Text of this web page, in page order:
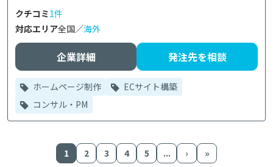
クチコミ1件
対応エリア全国／海外
企業詳細 発注先を相談
ホームページ制作
ECサイト構築
コンサル・PM
1 2 3 4 5 ... › »